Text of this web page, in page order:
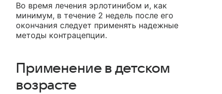
Во время лечения эрлотинибом и, как
минимум, в течение 2 недель после его
окончания следует применять надежные
методы контрацепции.
Применение в детском
возрасте